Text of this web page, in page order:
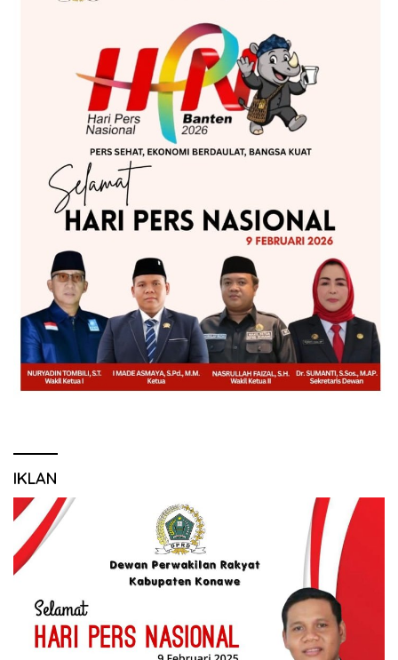
IKLAN